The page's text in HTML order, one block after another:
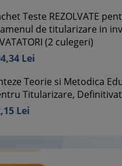
Teste REZOLVATE
de titularizare in
(2 culegeri)
34 Lei
Teorie si Metodica
Titularizare,
15 Lei